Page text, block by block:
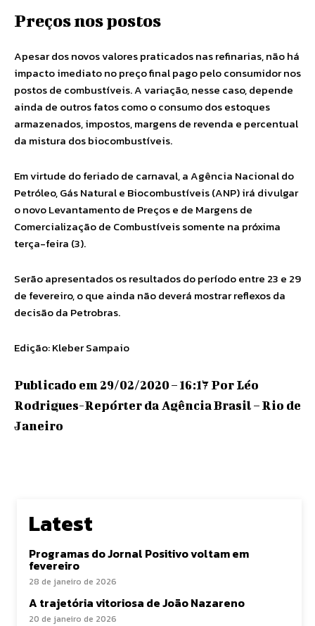
Preços nos postos
Apesar dos novos valores praticados nas refinarias, não há
impacto imediato no preço final pago pelo consumidor nos
postos de combustíveis. A variação, nesse caso, depende
ainda de outros fatos como o consumo dos estoques
armazenados, impostos, margens de revenda e percentual
da mistura dos biocombustíveis.
Em virtude do feriado de carnaval, a Agência Nacional do
Petróleo, Gás Natural e Biocombustíveis (ANP) irá divulgar
o novo Levantamento de Preços e de Margens de
Comercialização de Combustíveis somente na próxima
terça-feira (3).
Serão apresentados os resultados do período entre 23 e 29
de fevereiro, o que ainda não deverá mostrar reflexos da
decisão da Petrobras.
Edição: Kleber Sampaio
Publicado em 29/02/2020 – 16:17 Por Léo
Rodrigues-Repórter da Agência Brasil – Rio de
Janeiro
Latest
Programas do Jornal Positivo voltam em
fevereiro
28 de janeiro de 2026
A trajetória vitoriosa de João Nazareno
20 de janeiro de 2026